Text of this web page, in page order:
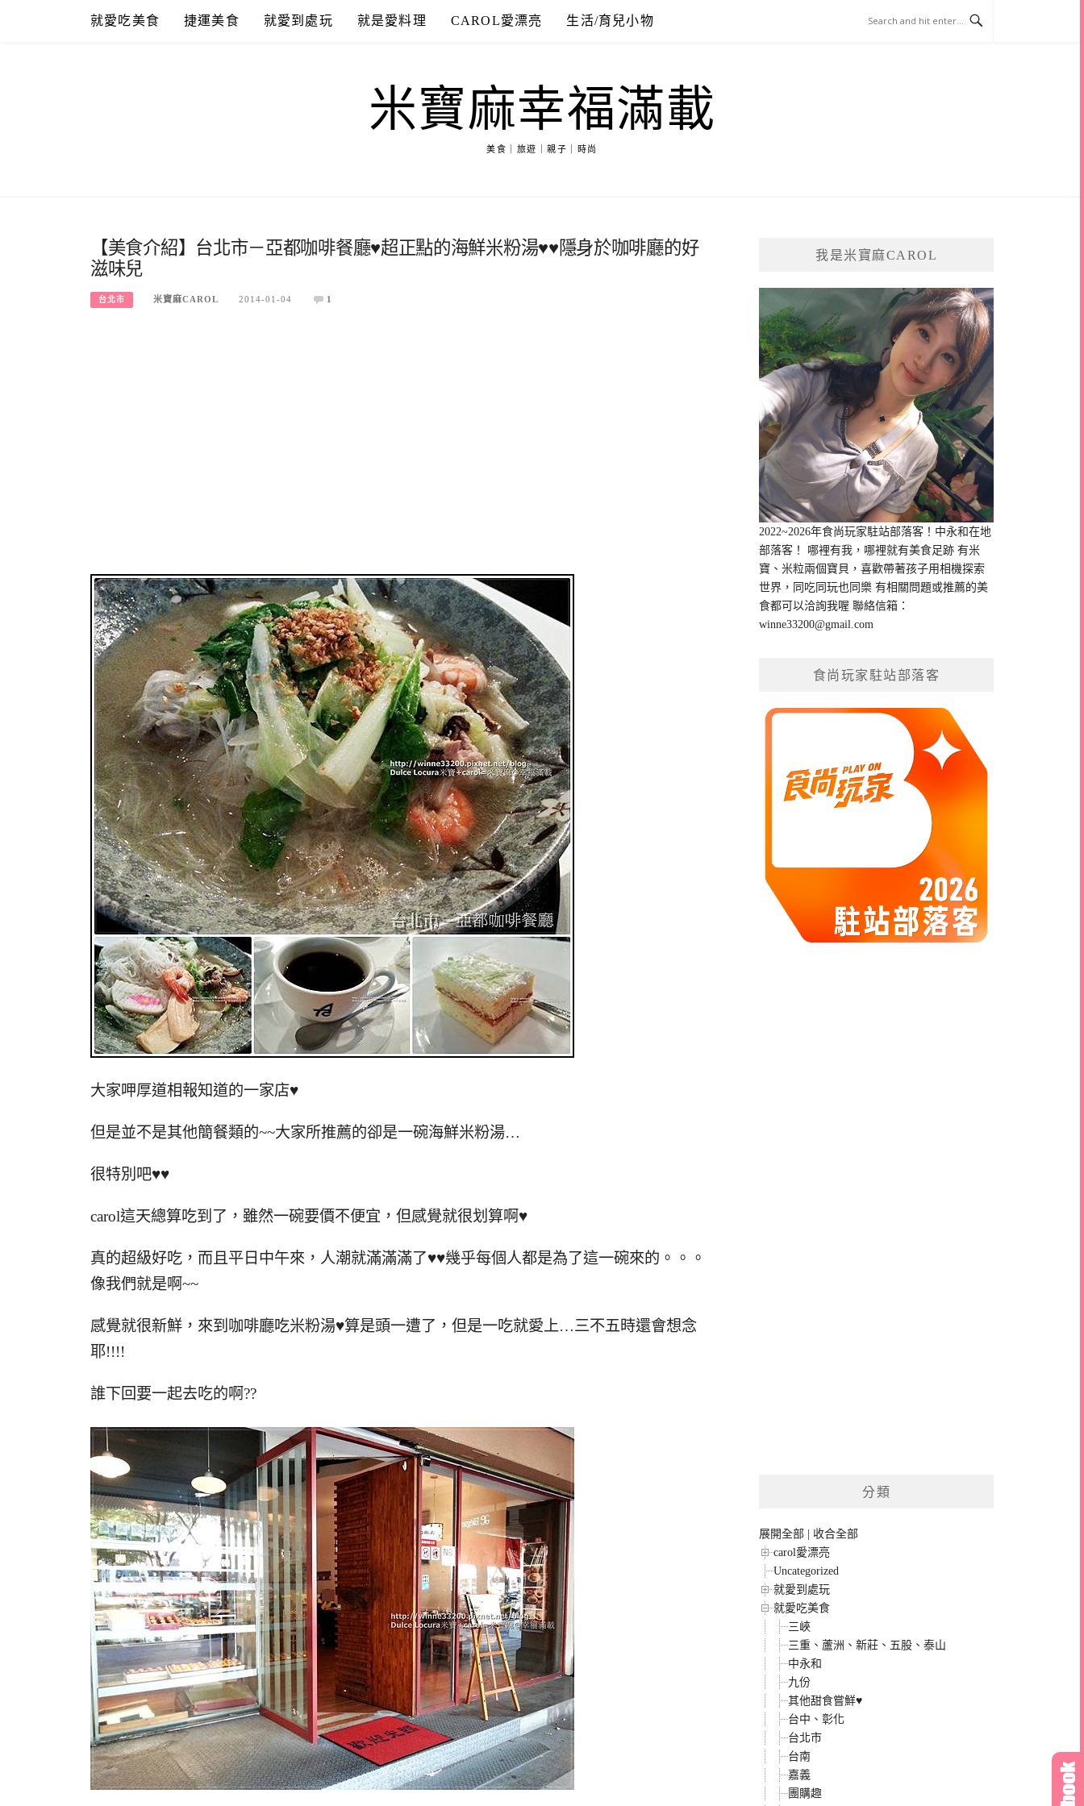
就愛吃美食 捷運美食 就愛到處玩 就是愛料理 CAROL愛漂亮 生活/育兒小物
米寶麻幸福滿載
美食｜旅遊｜親子｜時尚
【美食介紹】台北市－亞都咖啡餐廳♥超正點的海鮮米粉湯♥♥隱身於咖啡廳的好
滋味兒
台北市 米寶麻CAROL 2014-01-04 1
大家呷厚道相報知道的一家店♥
但是並不是其他簡餐類的~~大家所推薦的卻是一碗海鮮米粉湯…
很特別吧♥♥
carol這天總算吃到了，雖然一碗要價不便宜，但感覺就很划算啊♥
真的超級好吃，而且平日中午來，人潮就滿滿滿了♥♥幾乎每個人都是為了這一碗來的。。。
像我們就是啊~~
感覺就很新鮮，來到咖啡廳吃米粉湯♥算是頭一遭了，但是一吃就愛上…三不五時還會想念
耶!!!!
誰下回要一起去吃的啊??
我是米寶麻CAROL
2022~2026年食尚玩家駐站部落客！中永和在地
部落客！ 哪裡有我，哪裡就有美食足跡 有米
寶、米粒兩個寶貝，喜歡帶著孩子用相機探索
世界，同吃同玩也同樂 有相關問題或推薦的美
食都可以洽詢我喔 聯絡信箱：
winne33200@gmail.com
食尚玩家駐站部落客
分類
展開全部 | 收合全部
carol愛漂亮
Uncategorized
就愛到處玩
就愛吃美食
三峽
三重、蘆洲、新莊、五股、泰山
中永和
九份
其他甜食嘗鮮♥
台中、彰化
台北市
台南
嘉義
團購趣